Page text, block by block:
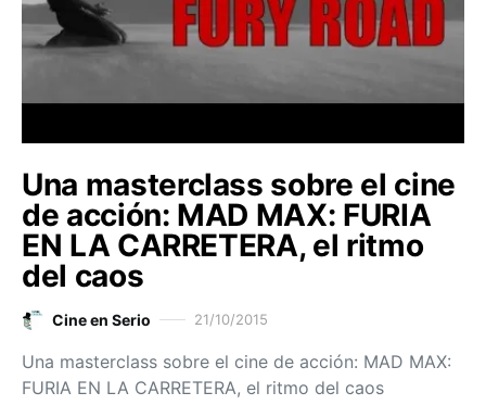
Una masterclass sobre el cine
de acción: MAD MAX: FURIA
EN LA CARRETERA, el ritmo
del caos
Cine en Serio 21/10/2015
Una masterclass sobre el cine de acción: MAD MAX:
FURIA EN LA CARRETERA, el ritmo del caos